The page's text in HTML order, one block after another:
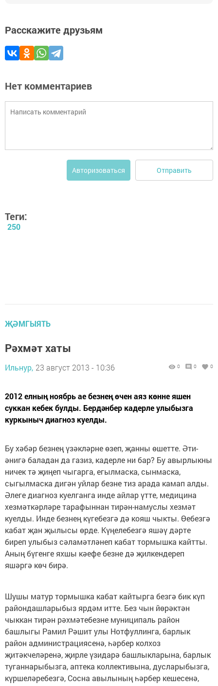
Расскажите друзьям
Нет комментариев
Авторизоваться Отправить
Теги:
250
ҖӘМГЫЯТЬ
Рәхмәт хаты
Ильнур, 23 август 2013 - 10:36 0 0 0
2012 елның ноябрь ае безнең өчен аяз көнне яшен
суккан кебек булды. Бердәнбер кадерле улыбызга
куркыныч диагноз куелды.
Бу хәбәр безнең үзәкләрне өзеп, җанны өшетте. Әти-
әнигә баладан да газиз, кадерле ни бар? Бу авырлыкны
ничек тә җиңеп чыгарга, егылмаска, сынмаска,
сыгылмаска дигән уйлар безне тиз арада камап алды.
Әлеге диагноз куелганга инде айлар үтте, медицина
хезмәткәрләре тарафыннан тирән-намуслы хезмәт
куелды. Инде безнең күгебезгә дә кояш чыкты. Өебезгә
кабат җан җылысы өрде. Күңелебезгә яшәү дәрте
биреп улыбыз сәламәтләнеп кабат тормышка кайтты.
Аның бүгенге яхшы кәефе безне дә җилкендереп
яшәргә көч бирә.
Шушы матур тормышка кабат кайтырга безгә бик күп
райондашларыбыз ярдәм итте. Без чын йөрәктән
чыккан тирән рәхмәтебезне муниципаль район
башлыгы Рамил Рәшит улы Нотфуллинга, барлык
район администрациясенә, һәрбер колхоз
җитәкчеләренә, җирле үзидарә башлыкларына, барлык
туганнарыбызга, аптека коллективына, дусларыбызга,
күршеләребезгә, Сосна авылының һәрбер кешесенә,